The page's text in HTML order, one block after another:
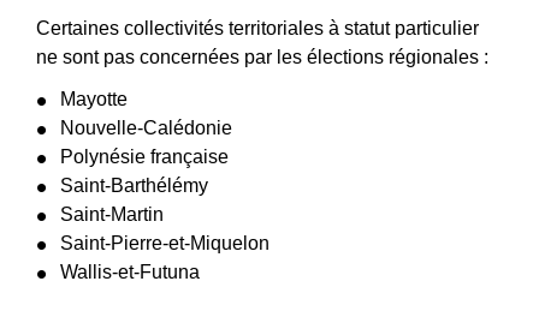
Certaines collectivités territoriales à statut particulier
ne sont pas concernées par les élections régionales :
Mayotte
Nouvelle-Calédonie
Polynésie française
Saint-Barthélémy
Saint-Martin
Saint-Pierre-et-Miquelon
Wallis-et-Futuna